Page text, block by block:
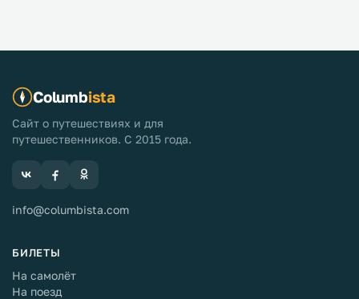
Columbista
Сайт о путешествиях и для
путешественников. С 2015 года.
info@columbista.com
БИЛЕТЫ
На самолёт
На поезд